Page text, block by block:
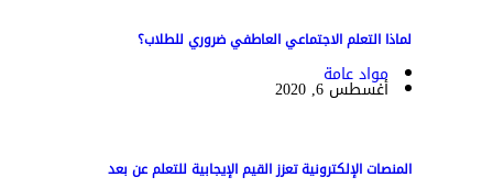
لماذا التعلم الاجتماعي العاطفي ضروري للطلاب؟
مواد عامة
أغسطس 6, 2020
المنصات الإلكترونية تعزز القيم الإيجابية للتعلم عن بعد